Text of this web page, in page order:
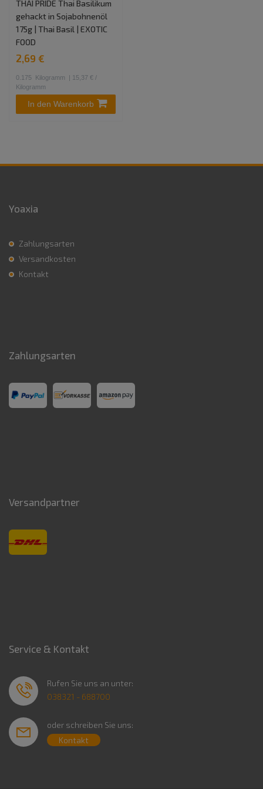
THAI PRIDE Thai Basilikum
gehackt in Sojabohnenöl
175g | Thai Basil | EXOTIC
FOOD
2,69 €
0.175 Kilogramm
| 15,37 € /
Kilogramm
In den Warenkorb
Yoaxia
Zahlungsarten
Versandkosten
Kontakt
Zahlungsarten
Versandpartner
Service & Kontakt
Rufen Sie uns an unter:
038321 - 688700
oder schreiben Sie uns:
Kontakt